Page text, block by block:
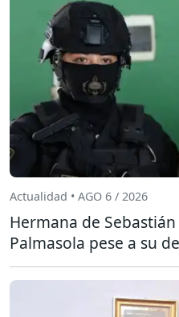
Actualidad • AGO 6 / 2026
Hermana de
Palmasola pese a su